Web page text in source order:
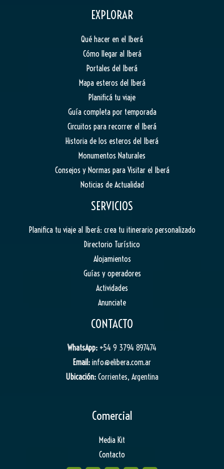
EXPLORAR
Qué hacer en el Iberá
Cómo llegar al Iberá
Portales del Iberá
Mapa esteros del Iberá
Planificá tu viaje
Guía completa por temporada
Circuitos para recorrer el Iberá
Historia de los esteros del Iberá
Monumentos Naturales
Consejos y Normas para Visitar el Iberá
Noticias de Actualidad
SERVICIOS
Planifica tu viaje al Iberá: crea tu itinerario personalizado
Directorio Turístico
Alojamientos
Guías y operadores
Actividades
Anunciate
CONTACTO
WhatsApp: +54 9 3794 897474
Email: info@elibera.com.ar
Ubicación: Corrientes, Argentina
Comercial
Media Kit
Contacto